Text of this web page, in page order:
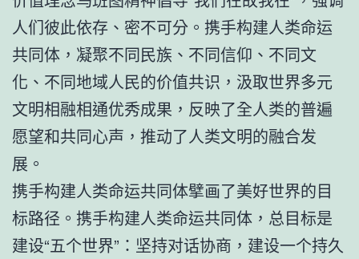
人们彼此依存、密不可分。携手构建人类命运
共同体，凝聚不同民族、不同信仰、不同文
化、不同地域人民的价值共识，汲取世界多元
文明相融相通优秀成果，反映了全人类的普遍
愿望和共同心声，推动了人类文明的融合发
展。
携手构建人类命运共同体擘画了美好世界的目
标路径。携手构建人类命运共同体，总目标是
建设“五个世界”：坚持对话协商，建设一个持久